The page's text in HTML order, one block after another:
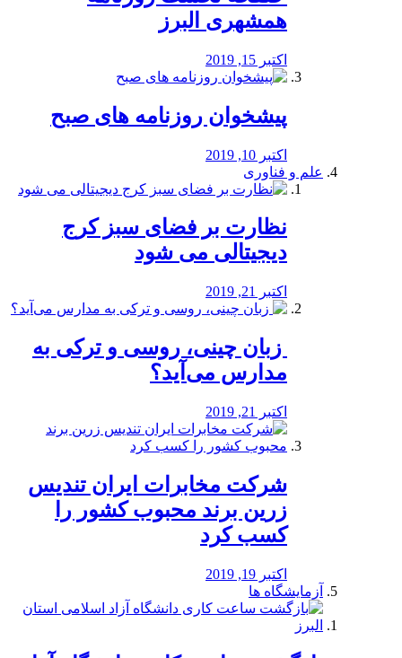
همشهری البرز
اکتبر 15, 2019
پیشخوان روزنامه های صبح
اکتبر 10, 2019
علم و فناوری
نظارت بر فضای سبز کرج
دیجیتالی می شود
اکتبر 21, 2019
️ زبان چینی، روسی و ترکی به
مدارس می‌آید؟
اکتبر 21, 2019
شرکت مخابرات ایران تندیس
زرین برند محبوب کشور را
کسب کرد
اکتبر 19, 2019
آزمایشگاه ها